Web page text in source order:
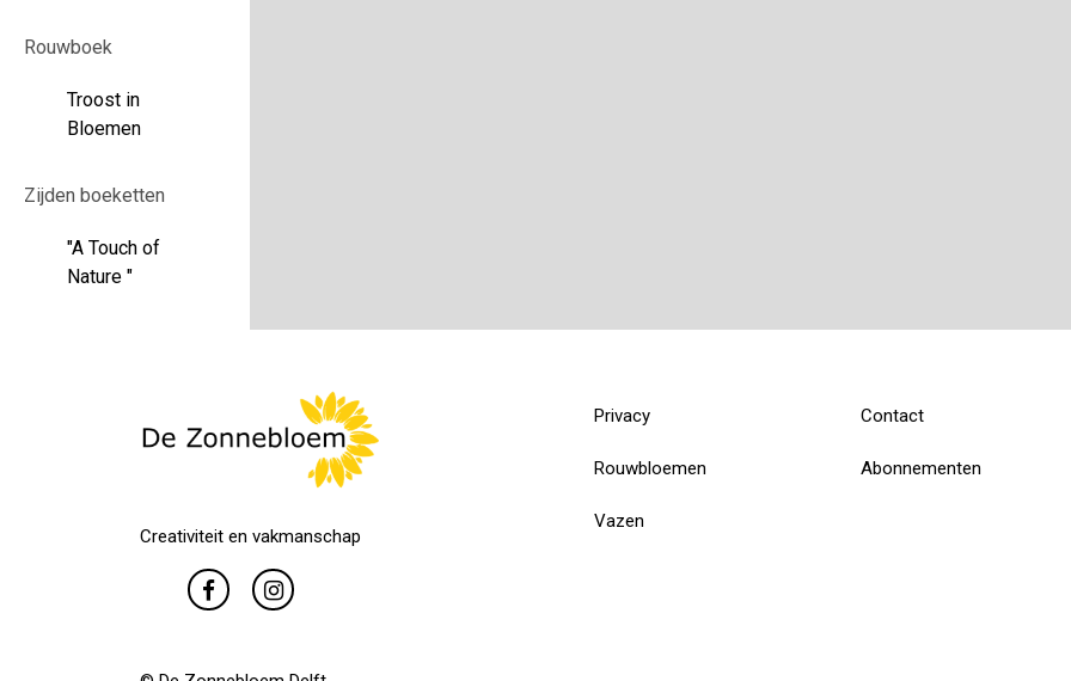
Rouwboek
Troost in
Bloemen
Zijden boeketten
"A Touch of
Nature "
Creativiteit en vakmanschap
Privacy Contact
Rouwbloemen Abonnementen
Vazen